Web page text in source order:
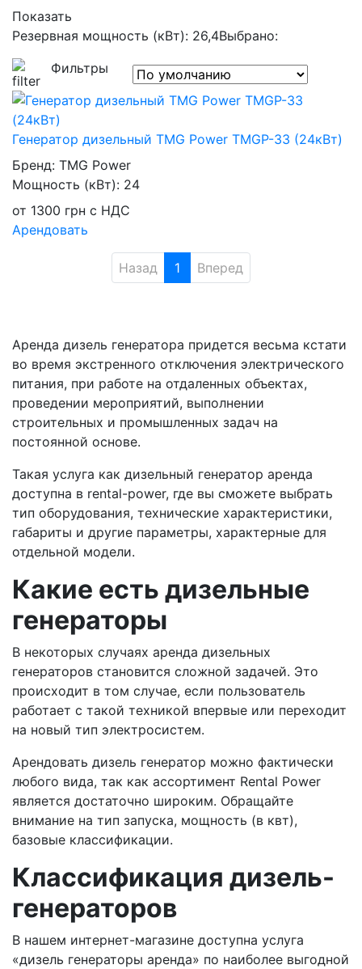
Показать
Резервная мощность (кВт): 26,4Выбрано:
Фильтры
Генератор дизельный TMG Power TMGP-33 (24кВт)
Бренд: TMG Power
Мощность (кВт): 24
от 1300 грн с НДС
Арендовать
Назад 1 Вперед
Аренда дизель генератора придется весьма кстати
во время экстренного отключения электрического
питания, при работе на отдаленных объектах,
проведении мероприятий, выполнении
строительных и промышленных задач на
постоянной основе.
Такая услуга как дизельный генератор аренда
доступна в rental-power, где вы сможете выбрать
тип оборудования, технические характеристики,
габариты и другие параметры, характерные для
отдельной модели.
Какие есть дизельные
генераторы
В некоторых случаях аренда дизельных
генераторов становится сложной задачей. Это
происходит в том случае, если пользователь
работает с такой техникой впервые или переходит
на новый тип электросистем.
Арендовать дизель генератор можно фактически
любого вида, так как ассортимент Rental Power
является достаточно широким. Обращайте
внимание на тип запуска, мощность (в квт),
базовые классификации.
Классификация дизель-
генераторов
В нашем интернет-магазине доступна услуга
«дизель генераторы аренда» по наиболее выгодной